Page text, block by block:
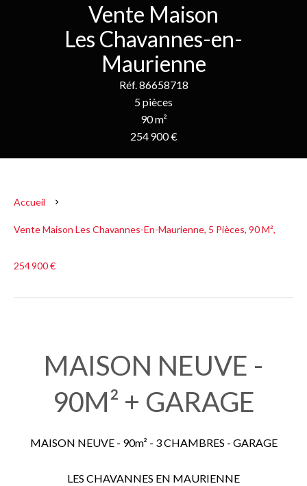
Vente Maison
Les Chavannes-en-
Maurienne
Réf. 86658718
5 pièces
90 m²
254 900 €
Accueil
Vente Maison Les Chavannes-En-Maurienne, 5 Pièces, 90 M²,
254 900 €
MAISON NEUVE -
90M² + GARAGE
MAISON NEUVE - 90m² - 3 CHAMBRES - GARAGE
LES CHAVANNES EN MAURIENNE